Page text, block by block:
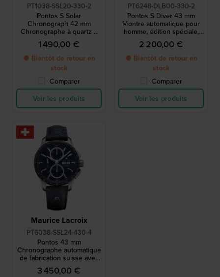
PT1038-SSL20-330-2
Pontos S Solar
Chronograph 42 mm
Chronographe à quartz à
énergie solaire, fabriqué en
Suisse
1 490,00 €
● Bientôt de retour en
stock
Comparer
Voir les produits
PT6248-DLB00-330-2
Pontos S Diver 43 mm
Montre automatique pour
homme, édition spéciale,
fabriquée en Suisse
2 200,00 €
● Bientôt de retour en
stock
Comparer
Voir les produits
Maurice Lacroix
PT6038-SSL24-430-4
Pontos 43 mm
Chronographe automatique
de fabrication suisse avec
date du jour
3 450,00 €